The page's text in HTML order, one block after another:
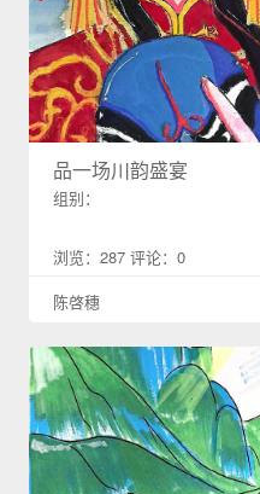
品一场川韵盛宴
组别：
浏览：287 评论：0
陈啓穗